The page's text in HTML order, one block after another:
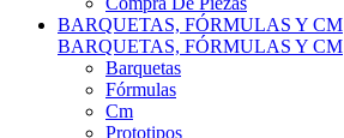
BARQUETAS, FÓRMULAS Y CM
Barquetas
Fórmulas
Cm
Prototipos
Remolques